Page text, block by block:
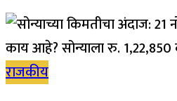
राजकीय